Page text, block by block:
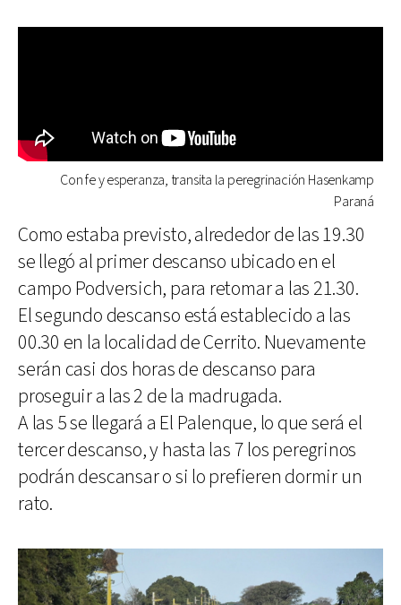
Con fe y esperanza, transita la peregrinación Hasenkamp
Paraná
Como estaba previsto, alrededor de las 19.30
se llegó al primer descanso ubicado en el
campo Podversich, para retomar a las 21.30.
El segundo descanso está establecido a las
00.30 en la localidad de Cerrito. Nuevamente
serán casi dos horas de descanso para
proseguir a las 2 de la madrugada.
A las 5 se llegará a El Palenque, lo que será el
tercer descanso, y hasta las 7 los peregrinos
podrán descansar o si lo prefieren dormir un
rato.